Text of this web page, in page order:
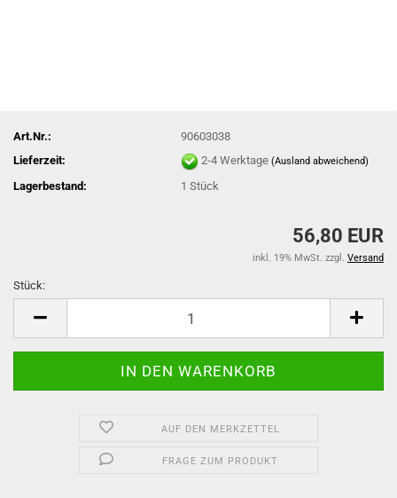
Art.Nr.:
90603038
Lieferzeit:
2-4 Werktage(Ausland abweichend)
Lagerbestand: 1Stück
56,80 EUR
inkl. 19% MwSt. zzgl. Versand
Stück:
AUF DEN MERKZETTEL
FRAGE ZUM PRODUKT